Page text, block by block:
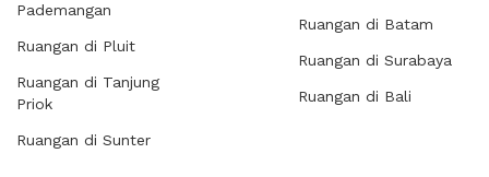
Pademangan
Ruangan di Pluit
Ruangan di Tanjung
Priok
Ruangan di Sunter
Ruangan di Batam
Ruangan di Surabaya
Ruangan di Bali